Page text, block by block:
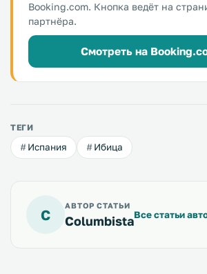
Booking.com. Кнопка ведёт на
партнёра.
Смотреть на
ТЕГИ
Испания Ибица
C
АВТОР СТАТЬИ
ColumbistaВсе статьи